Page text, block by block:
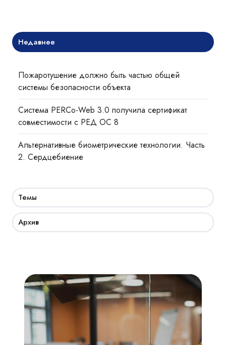
Недавнее
Пожаротушение должно быть частью общей
системы безопасности объекта
Система PERCo-Web 3.0 получила сертификат
совместимости с РЕД ОС 8
Альтернативные биометрические технологии. Часть
2. Сердцебиение
Темы
Архив
Академия
СКУД:
мобильный
доступ,
бесконтактная